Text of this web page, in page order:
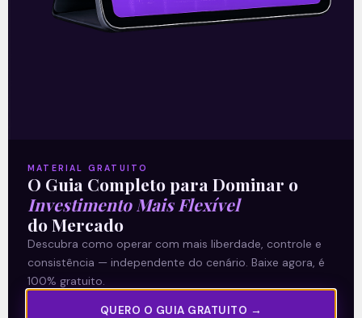
Ouvindo o que o Copom não
disse
A reunião do Comitê de Política Monetária
(Copom) encerrada na quarta-feira (5)
confirmou as expectativas quase
unânimes dos investidores e reduziu a taxa
Selic em
MATERIAL GRATUITO
O Guia Completo para Dominar o
Investimento Mais Flexível
do Mercado
Descubra como operar com mais liberdade, controle e
consistência — independente do cenário. Baixe agora, é
100% gratuito.
QUERO O GUIA GRATUITO →